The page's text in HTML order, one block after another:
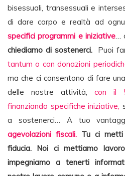
bisessuali, transessuali e
di dare corpo e realtà ad
specifici programmi e iniziative…
chiediamo di sostenerci.Puoi
tantum o con donazioni
ma che ci consentono di fare
delle nostre attività, con il
finanziando specifiche iniziative,
a sostenerci… A tuo
agevolazioni fiscali. Tu ci
fiducia. Noi ci mettiamo
impegniamo a tenerti